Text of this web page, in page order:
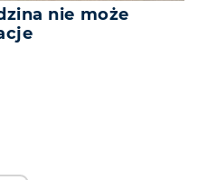
nie może